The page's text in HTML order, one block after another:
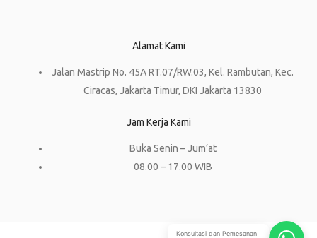
Alamat Kami
Jalan Mastrip No. 45A RT.07/RW.03, Kel. Rambutan, Kec.
Ciracas, Jakarta Timur, DKI Jakarta 13830
Jam Kerja Kami
Buka Senin – Jum’at
08.00 – 17.00 WIB
Konsultasi dan Pemesanan